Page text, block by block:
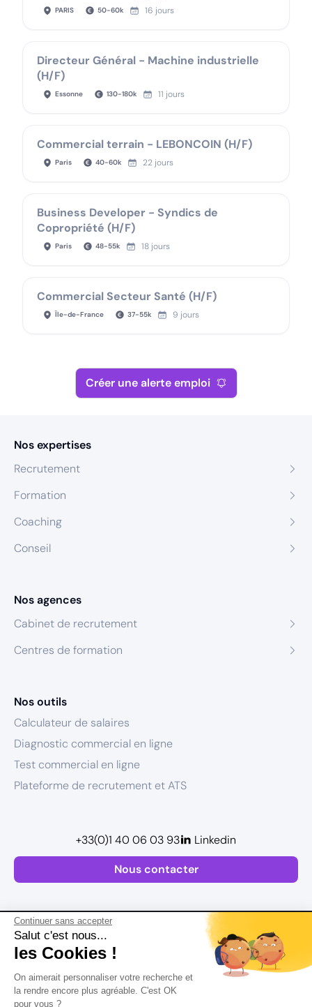
Continuer sans accepter
Salut c'est nous...
les Cookies !
On aimerait personnaliser votre recherche et
la rendre encore plus agréable. C'est OK
pour vous ?
PARIS 50-60k 16 jours
Directeur Général - Machine industrielle
(H/F)
Essonne 130-180k 11 jours
Commercial terrain - LEBONCOIN (H/F)
Paris 40-60k 22 jours
Business Developer - Syndics de
Copropriété (H/F)
Paris 48-55k 18 jours
Commercial Secteur Santé (H/F)
Île-de-France 37-55k 9 jours
Créer une alerte emploi
Postuler
Nos expertises
Recrutement
Formation
Coaching
Conseil
Nos agences
Cabinet de recrutement
Centres de formation
Nos outils
Calculateur de salaires
Diagnostic commercial en ligne
Test commercial en ligne
Plateforme de recrutement et ATS
Nous contacter
+33(0)1 40 06 03 93 Linkedin
Plan de site
Mentions légales